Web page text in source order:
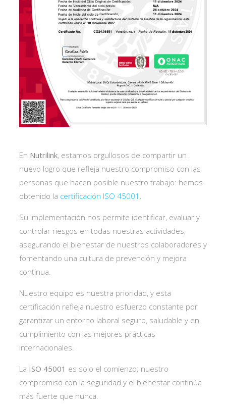
En Nutrilink, estamos orgullosos de compartir un
nuevo logro que refleja nuestro compromiso con las
personas que hacen posible nuestro trabajo: hemos
obtenido la certificación ISO 45001 .
Su implementación nos permite identificar, evaluar y
controlar riesgos en todas nuestras actividades,
asegurando el bienestar de nuestros colaboradores y
fomentando una cultura de prevención y mejora
continua.
Nuestro equipo es nuestra prioridad, y esta
certificación refleja nuestro esfuerzo constante por
garantizar un entorno laboral seguro, saludable y en
cumplimiento con las mejores prácticas
internacionales.
La ISO 45001 es solo el comienzo; nuestro
compromiso con la seguridad y el bienestar continúa
más fuerte que nunca.